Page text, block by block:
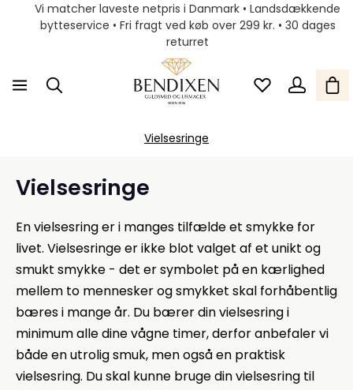
Vi matcher laveste netpris i Danmark • Landsdækkende
bytteservice • Fri fragt ved køb over 299 kr. • 30 dages
returret
Vielsesringe
Vielsesringe
En vielsesring er i manges tilfælde et smykke for
livet. Vielsesringe er ikke blot valget af et unikt og
smukt smykke - det er symbolet på en kærlighed
mellem to mennesker og smykket skal forhåbentlig
bæres i mange år. Du bærer din vielsesring i
minimum alle dine vågne timer, derfor anbefaler vi
både en utrolig smuk, men også en praktisk
vielsesring. Du skal kunne bruge din vielsesring til